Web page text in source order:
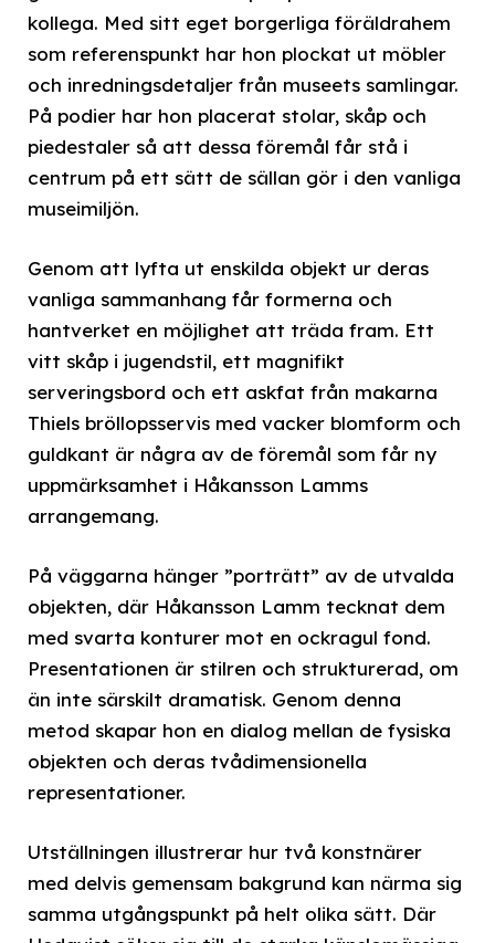
kollega. Med sitt eget borgerliga föräldrahem
som referenspunkt har hon plockat ut möbler
och inredningsdetaljer från museets samlingar.
På podier har hon placerat stolar, skåp och
piedestaler så att dessa föremål får stå i
centrum på ett sätt de sällan gör i den vanliga
museimiljön.
Genom att lyfta ut enskilda objekt ur deras
vanliga sammanhang får formerna och
hantverket en möjlighet att träda fram. Ett
vitt skåp i jugendstil, ett magnifikt
serveringsbord och ett askfat från makarna
Thiels bröllopsservis med vacker blomform och
guldkant är några av de föremål som får ny
uppmärksamhet i Håkansson Lamms
arrangemang.
På väggarna hänger ”porträtt” av de utvalda
objekten, där Håkansson Lamm tecknat dem
med svarta konturer mot en ockragul fond.
Presentationen är stilren och strukturerad, om
än inte särskilt dramatisk. Genom denna
metod skapar hon en dialog mellan de fysiska
objekten och deras tvådimensionella
representationer.
Utställningen illustrerar hur två konstnärer
med delvis gemensam bakgrund kan närma sig
samma utgångspunkt på helt olika sätt. Där